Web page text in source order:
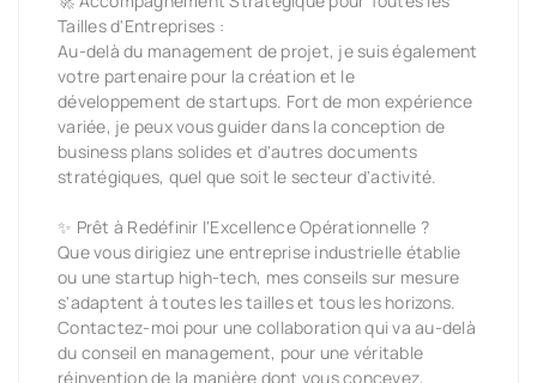
Tailles d'Entreprises :
Au-delà du management de projet, je suis également
votre partenaire pour la création et le
développement de startups. Fort de mon expérience
variée, je peux vous guider dans la conception de
business plans solides et d'autres documents
stratégiques, quel que soit le secteur d'activité.
✨ Prêt à Redéfinir l'Excellence Opérationnelle ?
Que vous dirigiez une entreprise industrielle établie
ou une startup high-tech, mes conseils sur mesure
s'adaptent à toutes les tailles et tous les horizons.
Contactez-moi pour une collaboration qui va au-delà
du conseil en management, pour une véritable
réinvention de la manière dont vous concevez,